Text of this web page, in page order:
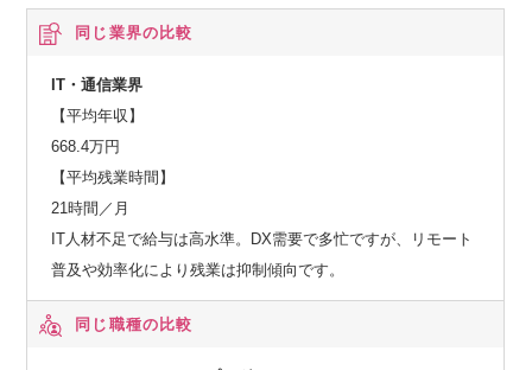
同じ業界の比較
IT・通信業界
【平均年収】
668.4万円
【平均残業時間】
21時間／月
IT人材不足で給与は高水準。DX需要で多忙ですが、リモート
普及や効率化により残業は抑制傾向です。
同じ職種の比較